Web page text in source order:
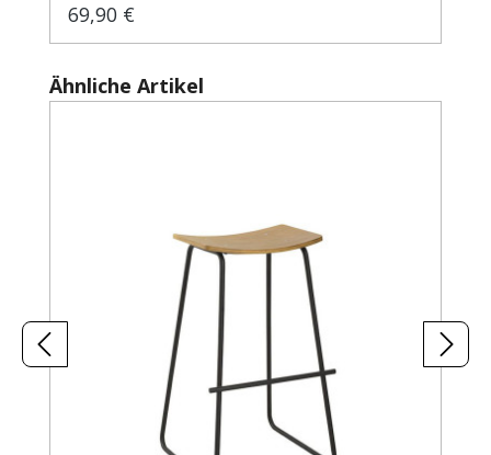
Regulärer Preis:
69,90 €
Produktgalerie überspringen
Ähnliche Artikel